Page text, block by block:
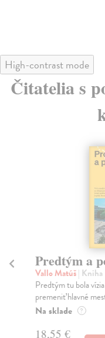
High-contrast mode
Čitatelia s
Predtým a potom
Vallo Matúš| Kniha
Predtým tu bola vízia skupiny
premeniť hlavné mesto
Na sklade ?